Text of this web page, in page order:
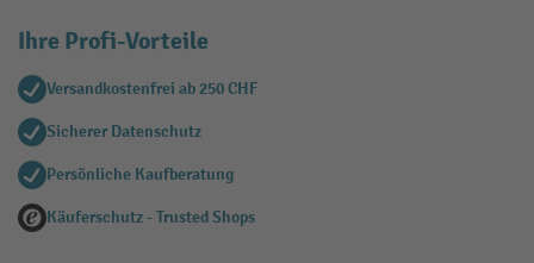
Ihre Profi-Vorteile
Versandkostenfrei ab 250 CHF
Sicherer Datenschutz
Persönliche Kaufberatung
Käuferschutz - Trusted Shops